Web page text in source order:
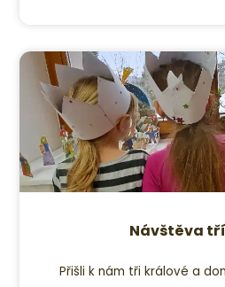
Návštěva
Přišli k nám tři králové a